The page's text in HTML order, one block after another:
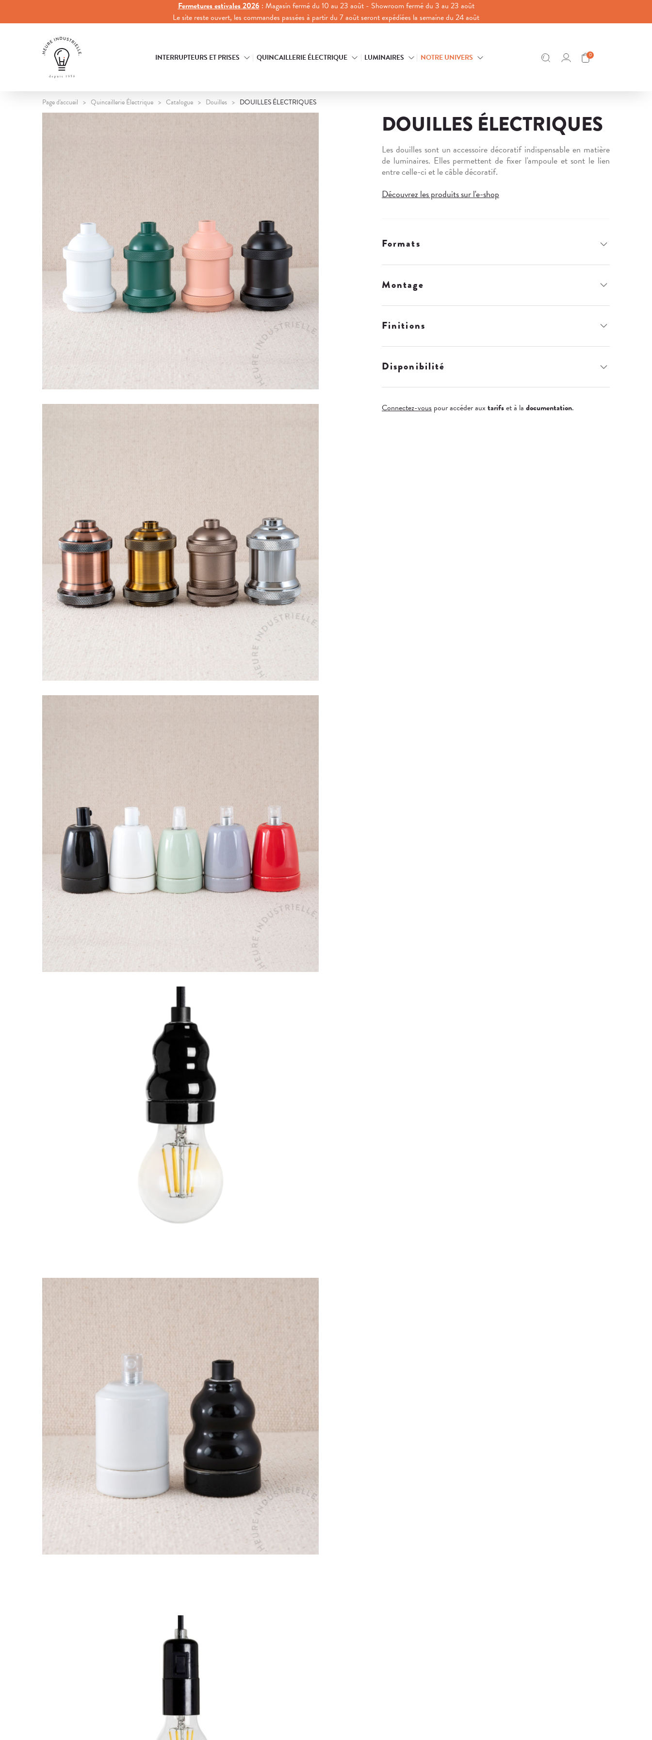
Fermetures estivales 2026: Magasin fermé du 10 au 23 août - Showroom fermé du 3 au 23 août
Le site reste ouvert, les commandes passées à partir du 7 août seront expédiées la semaine du 24 août
INTERRUPTEURS ET PRISES QUINCAILLERIE ÉLECTRIQUE LUMINAIRES NOTRE UNIVERS 0
Page d'accueil Quincaillerie Électrique Catalogue Douilles DOUILLES ÉLECTRIQUES
DOUILLES ÉLECTRIQUES
Les douilles sont un accessoire décoratif indispensable en matière
de luminaires. Elles permettent de fixer l'ampoule et sont le lien
entre celle-ci et le câble décoratif.
Découvrez les produits sur l'e-shop
Formats
Montage
Finitions
Disponibilité
Connectez-vouspour accéder aux tarifset à la documentation.